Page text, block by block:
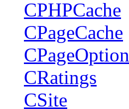
CPHPCache
CPageCache
CPageOption
CRatings
CSite